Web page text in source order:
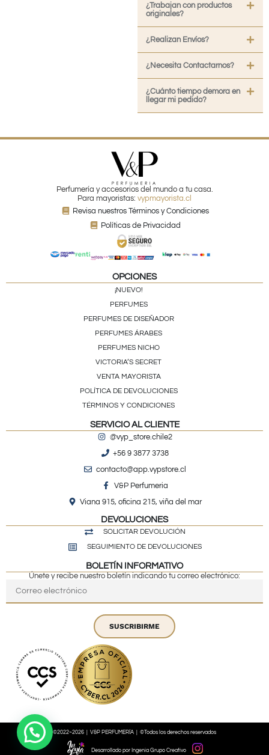
¿Trabajan con productos
originales?
¿Realizan Envíos?
¿Necesita Contactarnos?
¿Cuánto tiempo demora en
llegar mi pedido?
Perfumería y accesorios del mundo a tu casa.
Para mayoristas: vypmayorista.cl
Revisa nuestros Términos y Condiciones
Políticas de Privacidad
OPCIONES
¡NUEVO!
PERFUMES
PERFUMES DE DISEÑADOR
PERFUMES ÁRABES
PERFUMES NICHO
VICTORIA’S SECRET
VENTA MAYORISTA
POLÍTICA DE DEVOLUCIONES
TÉRMINOS Y CONDICIONES
SERVICIO AL CLIENTE
@vyp_store.chile2
+56 9 3877 3738
contacto@app.vypstore.cl
V&P Perfumeria
Viana 915, oficina 215, viña del mar
DEVOLUCIONES
SOLICITAR DEVOLUCIÓN
SEGUIMIENTO DE DEVOLUCIONES
BOLETÍN INFORMATIVO
Únete y recibe nuestro boletín indicando tu correo electrónico:
SUSCRIBIRME
©2022~2026 | V&P PERFUMERÍA | ©Todos los derechos reservados
Desarrollado por Ingenia Grupo Creativo